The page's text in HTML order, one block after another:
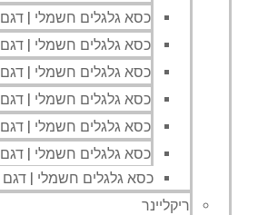
כסא גלגלים חשמלי | דגם D05 | חברת JBH
כסא גלגלים חשמלי | דגם D06 | חברת JBH
כסא גלגלים חשמלי | דגם D07 | חברת JBH
כסא גלגלים חשמלי | דגם D08 | חברת JBH
כסא גלגלים חשמלי | דגםD20 | חברת JBH
כסא גלגלים חשמלי | דגם D21 | חברת JBH
כסא גלגלים חשמלי | דגם D23 | חברת JBH
ריקליינר